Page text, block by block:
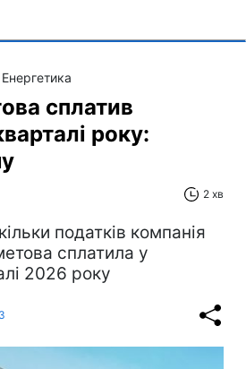
Енергетика
сплатив
року:
2 хв
податків компанія
сплатила у
2026 року